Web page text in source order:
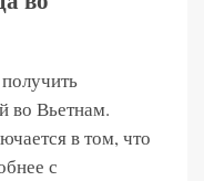
во Вьетнам.
в том, что
с